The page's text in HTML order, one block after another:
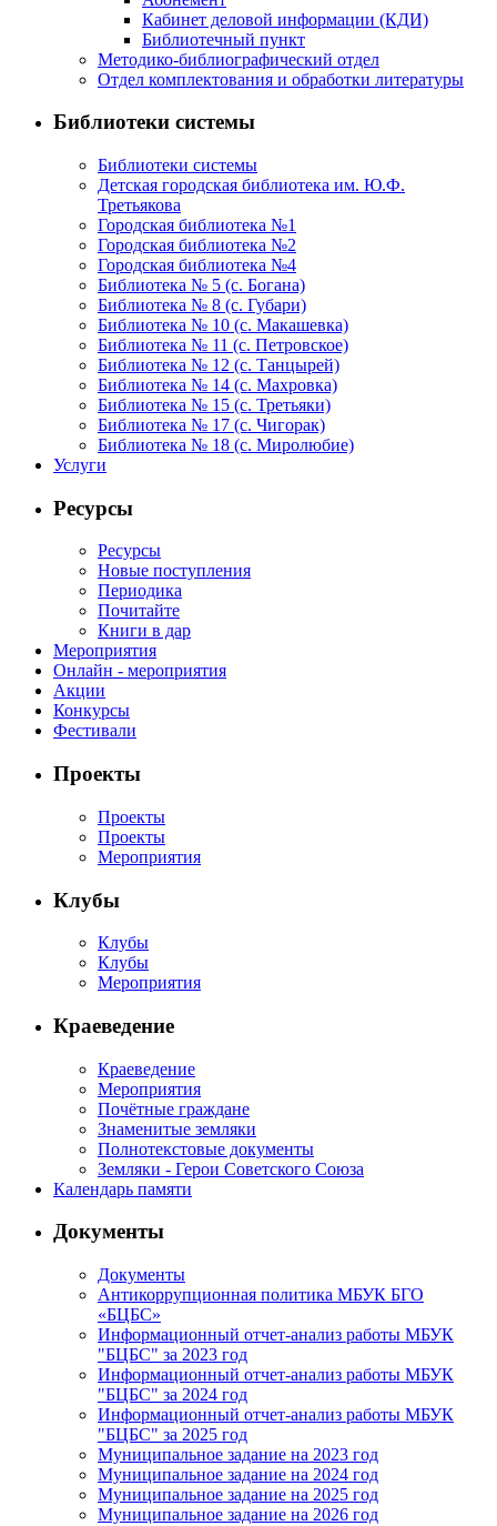
Кабинет деловой информации (КДИ)
Библиотечный пункт
Методико-библиографический отдел
Отдел комплектования и обработки литературы
Библиотеки системы
Библиотеки системы
Детская городская библиотека им. Ю.Ф.
Третьякова
Городская библиотека №1
Городская библиотека №2
Городская библиотека №4
Библиотека № 5 (с. Богана)
Библиотека № 8 (с. Губари)
Библиотека № 10 (с. Макашевка)
Библиотека № 11 (с. Петровское)
Библиотека № 12 (с. Танцырей)
Библиотека № 14 (с. Махровка)
Библиотека № 15 (с. Третьяки)
Библиотека № 17 (с. Чигорак)
Библиотека № 18 (с. Миролюбие)
Услуги
Ресурсы
Ресурсы
Новые поступления
Периодика
Почитайте
Книги в дар
Мероприятия
Онлайн - мероприятия
Акции
Конкурсы
Фестивали
Проекты
Проекты
Проекты
Мероприятия
Клубы
Клубы
Клубы
Мероприятия
Краеведение
Краеведение
Мероприятия
Почётные граждане
Знаменитые земляки
Полнотекстовые документы
Земляки - Герои Советского Союза
Календарь памяти
Документы
Документы
Антикоррупционная политика МБУК БГО
«БЦБС»
Информационный отчет-анализ работы МБУК
"БЦБС" за 2023 год
Информационный отчет-анализ работы МБУК
"БЦБС" за 2024 год
Информационный отчет-анализ работы МБУК
"БЦБС" за 2025 год
Муниципальное задание на 2023 год
Муниципальное задание на 2024 год
Муниципальное задание на 2025 год
Муниципальное задание на 2026 год